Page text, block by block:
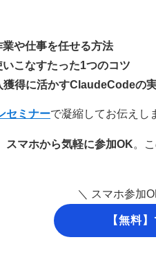
業や仕事を任せる方法
いこなすたった1つのコツ
獲得に活かすClaudeCodeの
セミナーで凝縮してお伝えし
スマホから気軽に参加OK。
＼ スマホ参加
【無料